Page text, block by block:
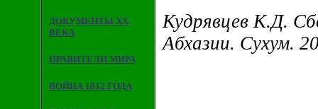
ДОКУМЕНТЫ XX
ВЕКА
ПРАВИТЕЛИ МИРА
ВОЙНА 1812 ГОДА
Кудрявцев К.Д.
Абхазии. Сухум.